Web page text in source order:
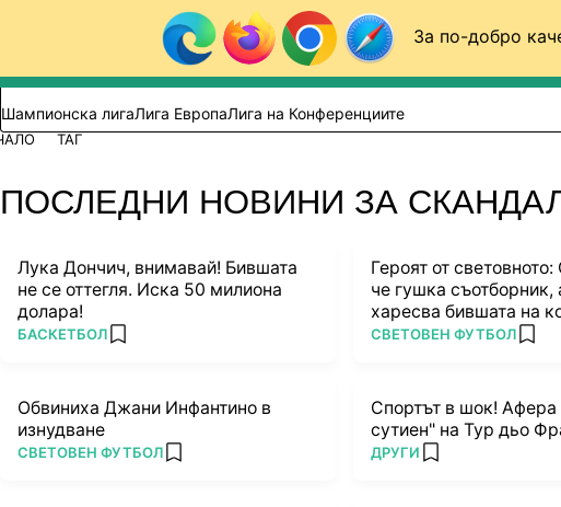
За по-добро
Към съдържанието
Търси в сайта
ВИДЕО ФУТБОЛ (БГ)
Шампионска лигаЛига ЕвропаЛига на Конференциите
ТАГ
ПОСЛЕДНИ НОВИНИ ЗА
Лука Дончич, внимавай! Бившата
не се оттегля. Иска 50 милиона
долара!
ПОВЕЧЕ ОТ
БАСКЕТБОЛ add favorites
Героят от
че гушка съотборник,
харесва бившата на
ПОВЕЧЕ ОТ
СВЕТОВЕН ФУТБОЛ add
Обвиниха Джани Инфантино в
изнудване
ПОВЕЧЕ ОТ
СВЕТОВЕН ФУТБОЛ add favorites
Спортът в шок! Афера
сутиен" на Тур дьо
ПОВЕЧЕ ОТ
ДРУГИ add favorites